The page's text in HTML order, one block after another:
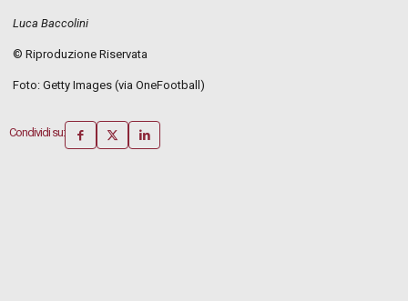
Luca Baccolini
© Riproduzione Riservata
Foto: Getty Images (via OneFootball)
Condividi su: